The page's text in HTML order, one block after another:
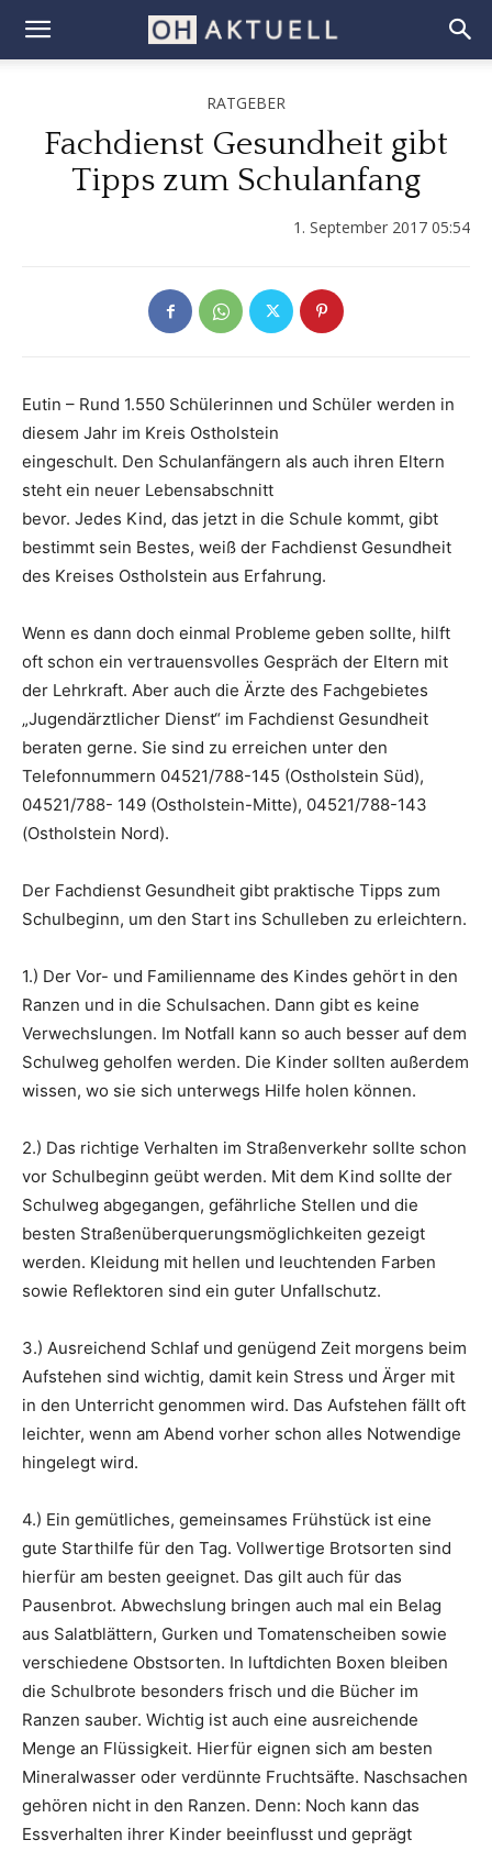
RATGEBER
Fachdienst Gesundheit gibt
Tipps zum Schulanfang
1. September 2017 05:54
Eutin – Rund 1.550 Schülerinnen und Schüler werden in
diesem Jahr im Kreis Ostholstein
eingeschult. Den Schulanfängern als auch ihren Eltern
steht ein neuer Lebensabschnitt
bevor. Jedes Kind, das jetzt in die Schule kommt, gibt
bestimmt sein Bestes, weiß der Fachdienst Gesundheit
des Kreises Ostholstein aus Erfahrung.
Wenn es dann doch einmal Probleme geben sollte, hilft
oft schon ein vertrauensvolles Gespräch der Eltern mit
der Lehrkraft. Aber auch die Ärzte des Fachgebietes
„Jugendärztlicher Dienst“ im Fachdienst Gesundheit
beraten gerne. Sie sind zu erreichen unter den
Telefonnummern 04521/788-145 (Ostholstein Süd),
04521/788- 149 (Ostholstein-Mitte), 04521/788-143
(Ostholstein Nord).
Der Fachdienst Gesundheit gibt praktische Tipps zum
Schulbeginn, um den Start ins Schulleben zu erleichtern.
1.) Der Vor- und Familienname des Kindes gehört in den
Ranzen und in die Schulsachen. Dann gibt es keine
Verwechslungen. Im Notfall kann so auch besser auf dem
Schulweg geholfen werden. Die Kinder sollten außerdem
wissen, wo sie sich unterwegs Hilfe holen können.
2.) Das richtige Verhalten im Straßenverkehr sollte schon
vor Schulbeginn geübt werden. Mit dem Kind sollte der
Schulweg abgegangen, gefährliche Stellen und die
besten Straßenüberquerungsmöglichkeiten gezeigt
werden. Kleidung mit hellen und leuchtenden Farben
sowie Reflektoren sind ein guter Unfallschutz.
3.) Ausreichend Schlaf und genügend Zeit morgens beim
Aufstehen sind wichtig, damit kein Stress und Ärger mit
in den Unterricht genommen wird. Das Aufstehen fällt oft
leichter, wenn am Abend vorher schon alles Notwendige
hingelegt wird.
4.) Ein gemütliches, gemeinsames Frühstück ist eine
gute Starthilfe für den Tag. Vollwertige Brotsorten sind
hierfür am besten geeignet. Das gilt auch für das
Pausenbrot. Abwechslung bringen auch mal ein Belag
aus Salatblättern, Gurken und Tomatenscheiben sowie
verschiedene Obstsorten. In luftdichten Boxen bleiben
die Schulbrote besonders frisch und die Bücher im
Ranzen sauber. Wichtig ist auch eine ausreichende
Menge an Flüssigkeit. Hierfür eignen sich am besten
Mineralwasser oder verdünnte Fruchtsäfte. Naschsachen
gehören nicht in den Ranzen. Denn: Noch kann das
Essverhalten ihrer Kinder beeinflusst und geprägt